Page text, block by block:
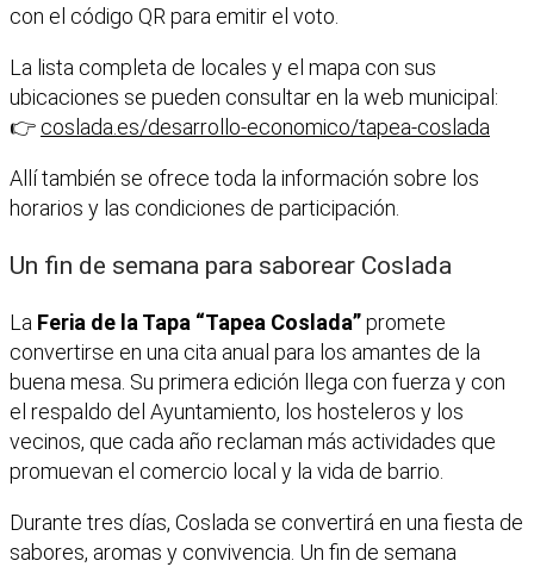
con el código QR para emitir el voto.
La lista completa de locales y el mapa con sus
ubicaciones se pueden consultar en la web municipal:
👉 coslada.es/desarrollo-economico/tapea-coslada
Allí también se ofrece toda la información sobre los
horarios y las condiciones de participación.
Un fin de semana para saborear Coslada
La Feria de la Tapa “Tapea Coslada”promete
convertirse en una cita anual para los amantes de la
buena mesa. Su primera edición llega con fuerza y con
el respaldo del Ayuntamiento, los hosteleros y los
vecinos, que cada año reclaman más actividades que
promuevan el comercio local y la vida de barrio.
Durante tres días, Coslada se convertirá en una fiesta de
sabores, aromas y convivencia. Un fin de semana